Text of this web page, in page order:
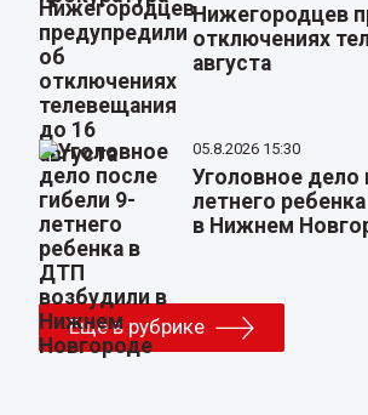
Нижегородцев
отключениях
августа
05.8.2026 15:30
Уголовное дело
летнего
в Нижнем
Еще в рубрике